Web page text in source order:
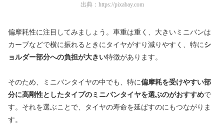
出典： https://pixabay.com
偏摩耗性に注目してみましょう。車重は重く、大きいミニバンは
カーブなどで横に振れるときにタイヤがすり減りやすく、特に シ
ョルダー部分への負担が大きい特徴があります。
そのため、ミニバンタイヤの中でも、特に偏摩耗を受けやすい部
分に高剛性としたタイプのミニバンタイヤを選ぶのがおすすめで
す。それを選ぶことで、タイヤの寿命を延ばすのにもつながりま
す。